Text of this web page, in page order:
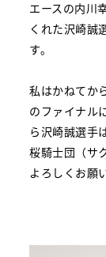
エースの内川
くれた沢崎誠
す。
私はかねてか
のファイナル
ら沢崎誠選手
桜騎士団（サ
よろしくお願